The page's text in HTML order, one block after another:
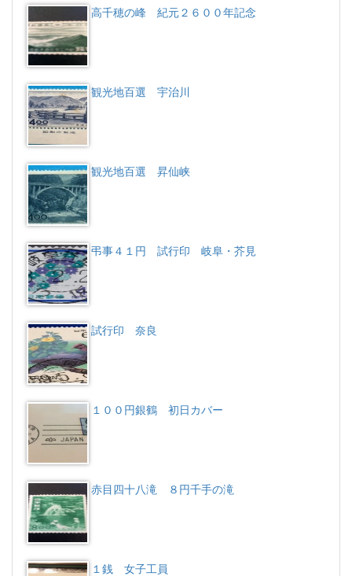
高千穂の峰 紀元２６００年記念
観光地百選 宇治川
観光地百選 昇仙峡
弔事４１円 試行印 岐阜・芥見
試行印 奈良
１００円銀鶴 初日カバー
赤目四十八滝 ８円千手の滝
１銭 女子工員